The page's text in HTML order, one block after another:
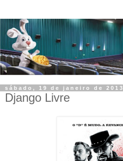
sábado, 19 de janeiro de 2013
Django Livre